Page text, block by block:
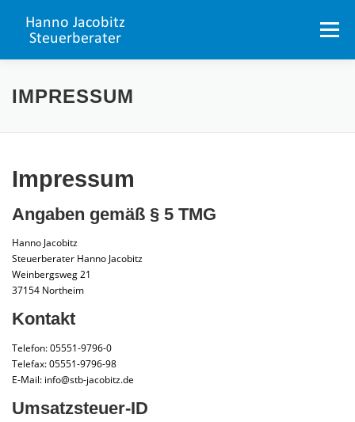
springen
Menü
PORTAL LEISTUNGSPROFIL
NORTHEIM KONTAKT
IMPRESSUM
Impressum
Angaben gemäß § 5 TMG
Hanno Jacobitz
Steuerberater Hanno Jacobitz
Weinbergsweg 21
37154 Northeim
Kontakt
Telefon: 05551-9796-0
Telefax: 05551-9796-98
E-Mail: info@stb-jacobitz.de
Umsatzsteuer-ID